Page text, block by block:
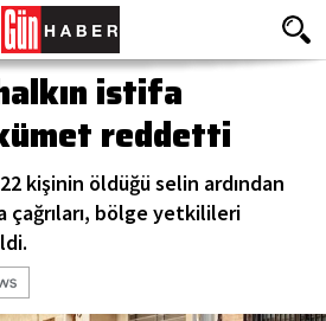
istifa
reddetti
kişinin öldüğü selin ardından
bölge yetkilileri